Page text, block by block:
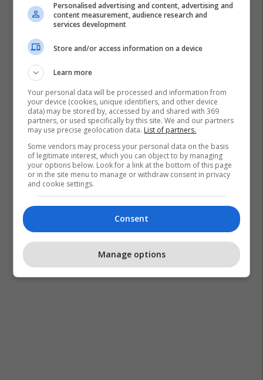
Emiliano Martinez Juventus
Serie A
Premier League
Personalised advertising and content, advertising and
content measurement, audience research and
services development
Store and/or access information on a device
Learn more
Your personal data will be processed and information from
your device (cookies, unique identifiers, and other device
data) may be stored by, accessed by and shared with 369
partners, or used specifically by this site. We and our partners
may use precise geolocation data. List of partners.
Some vendors may process your personal data on the basis
of legitimate interest, which you can object to by managing
your options below. Look for a link at the bottom of this page
or in the site menu to manage or withdraw consent in privacy
and cookie settings.
Consent
Manage options